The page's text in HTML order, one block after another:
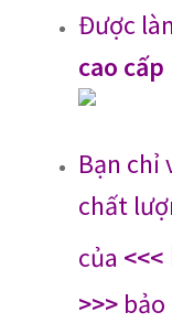
Được
cao cấp
Bạn chỉ
chất
của <<<
>>>